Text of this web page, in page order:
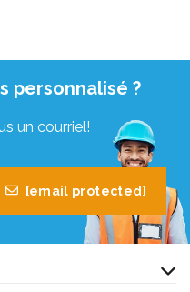
personnalisé ?
un courriel!
[email protected]